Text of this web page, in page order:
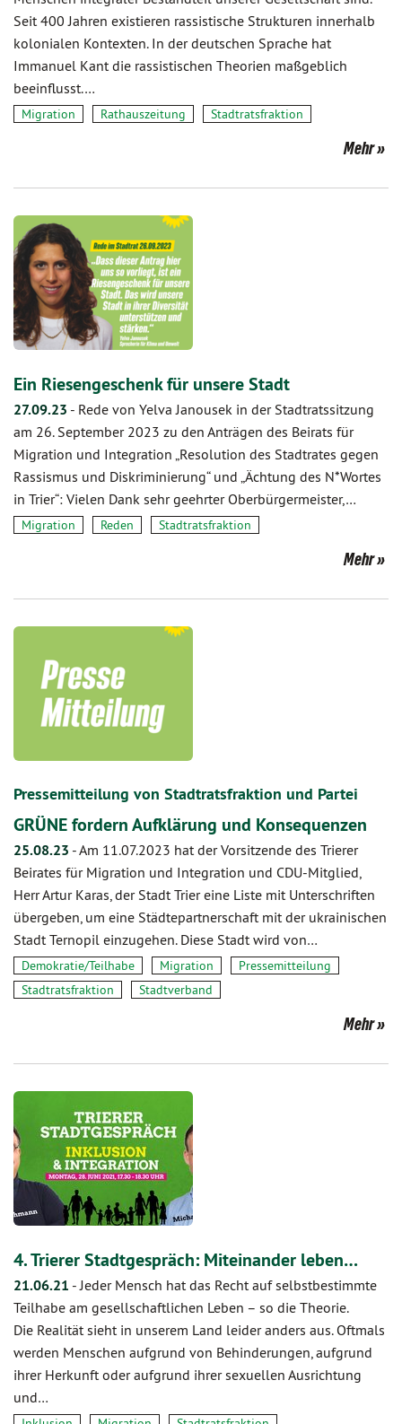
Seit 400 Jahren existieren rassistische Strukturen innerhalb
kolonialen Kontexten. In der deutschen Sprache hat
Immanuel Kant die rassistischen Theorien maßgeblich
beeinflusst.…
Migration Rathauszeitung Stadtratsfraktion
Mehr
Ein Riesengeschenk für unsere Stadt
27.09.23 - Rede von Yelva Janousek in der Stadtratssitzung
am 26. September 2023 zu den Anträgen des Beirats für
Migration und Integration „Resolution des Stadtrates gegen
Rassismus und Diskriminierung“ und „Ächtung des N*Wortes
in Trier“: Vielen Dank sehr geehrter Oberbürgermeister,…
Migration Reden Stadtratsfraktion
Mehr
Pressemitteilung von Stadtratsfraktion und Partei
GRÜNE fordern Aufklärung und Konsequenzen
25.08.23 -Am 11.07.2023 hat der Vorsitzende des Trierer
Beirates für Migration und Integration und CDU-Mitglied,
Herr Artur Karas, der Stadt Trier eine Liste mit Unterschriften
übergeben, um eine Städtepartnerschaft mit der ukrainischen
Stadt Ternopil einzugehen. Diese Stadt wird von…
Demokratie/Teilhabe Migration
Pressemitteilung
Stadtratsfraktion
Stadtverband
Mehr
4. Trierer Stadtgespräch: Miteinander leben…
21.06.21 -Jeder Mensch hat das Recht auf selbstbestimmte
Teilhabe am gesellschaftlichen Leben – so die Theorie.
Die Realität sieht in unserem Land leider anders aus. Oftmals
werden Menschen aufgrund von Behinderungen, aufgrund
ihrer Herkunft oder aufgrund ihrer sexuellen Ausrichtung
und…